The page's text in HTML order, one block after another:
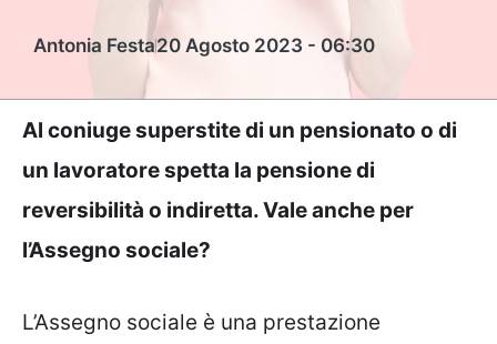
Antonia Festa20 Agosto 2023 - 06:30
Al coniuge superstite di un pensionato o di
un lavoratore spetta la pensione di
reversibilità o indiretta. Vale anche per
l’Assegno sociale?
L’Assegno sociale è una prestazione